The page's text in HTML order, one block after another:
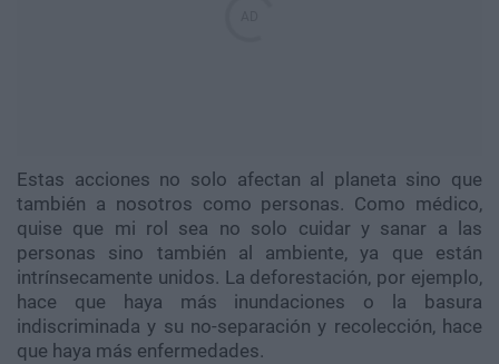
Estas acciones no solo afectan al planeta sino que
también a nosotros como personas. Como médico,
quise que mi rol sea no solo cuidar y sanar a las
personas sino también al ambiente, ya que están
intrínsecamente unidos. La deforestación, por ejemplo,
hace que haya más inundaciones o la basura
indiscriminada y su no-separación y recolección, hace
que haya más enfermedades.